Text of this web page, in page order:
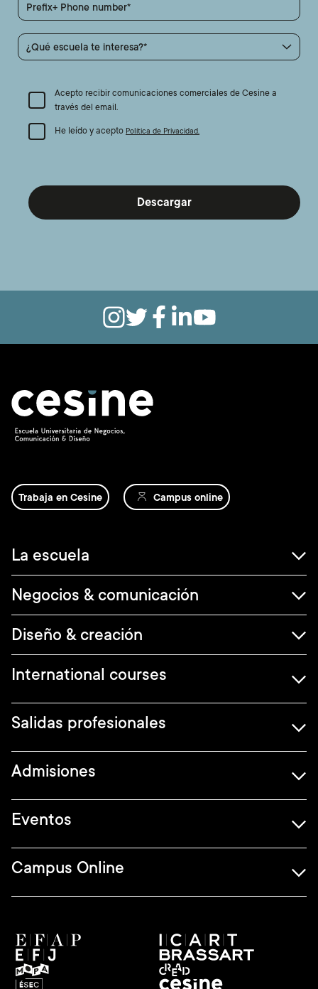
Prefix+ Phone number
¿Qué escuela te interesa?
Acepto recibir comunicaciones comerciales de Cesine a
través del email.
He leído y acepto Política de Privacidad.
Trabaja en Cesine Campus online
Navegación
principal
La escuela
Negocios & comunicación
Diseño & creación
International courses
Salidas profesionales
Admisiones
Eventos
Campus Online